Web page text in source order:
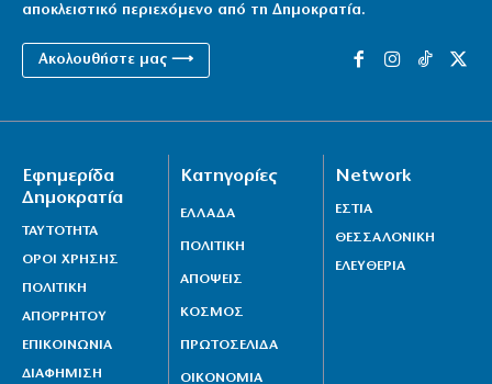
αποκλειστικό περιεχόμενο από τη Δημοκρατία.
Ακολουθήστε μας ⟶
Εφημερίδα
Δημοκρατία
ΤΑΥΤΟΤΗΤΑ
ΟΡΟΙ ΧΡΗΣΗΣ
ΠΟΛΙΤΙΚΗ
ΑΠΟΡΡΗΤΟΥ
ΕΠΙΚΟΙΝΩΝΙΑ
ΔΙΑΦΗΜΙΣΗ
Κατηγορίες
ΕΛΛΑΔΑ
ΠΟΛΙΤΙΚΗ
ΑΠΟΨΕΙΣ
ΚΟΣΜΟΣ
ΠΡΩΤΟΣΕΛΙΔΑ
ΟΙΚΟΝΟΜΙΑ
Network
ΕΣΤΙΑ
ΘΕΣΣΑΛΟΝΙΚΗ
ΕΛΕΥΘΕΡΙΑ